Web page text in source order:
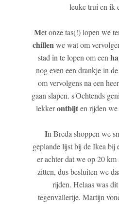
leuke trui en ik
Met onze tas(!) lopen we
chillenwe wat om
stad in te lopen om een
nog even een drankje in
om vervolgens na een
gaan slapen. s'Ochtends
lekkerontbijten rijden
In Breda shoppen we
geplande lijst bij de Ikea bij
er achter dat we op 20 km
zitten, dus besluiten we
rijden. Helaas was
tegenvallertje. Martijn